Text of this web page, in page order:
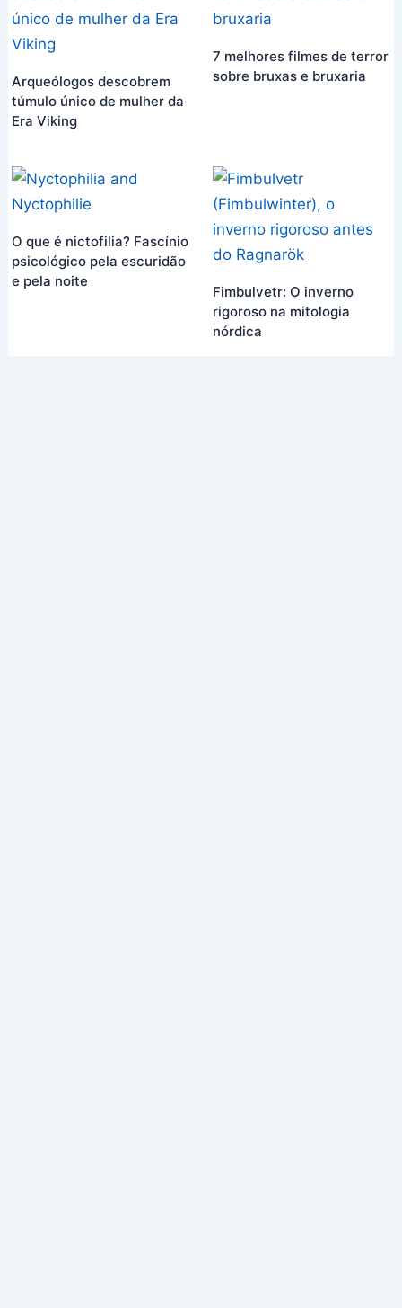
Arqueólogos descobrem
túmulo único de mulher da
Era Viking
7 melhores filmes de terror
sobre bruxas e bruxaria
O que é nictofilia? Fascínio
psicológico pela escuridão
e pela noite
Fimbulvetr: O inverno
rigoroso na mitologia
nórdica